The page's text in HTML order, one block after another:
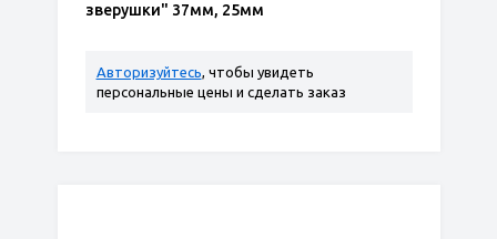
зверушки" 37мм, 25мм
Авторизуйтесь, чтобы увидеть
персональные цены и сделать заказ